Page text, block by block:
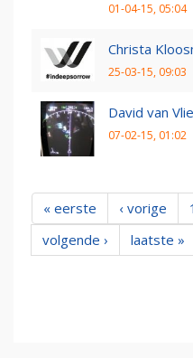
01-04-15, 05:04
Christa
25-03-15, 09:03
David van
07-02-15, 01:02
« eerste ‹ vorige 1
volgende ›
laatste »